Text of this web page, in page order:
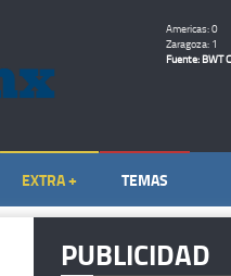
Americas: 0
Zaragoza: 1
Fuente: BWT
EXTRA + TEMAS
PUBLICIDAD